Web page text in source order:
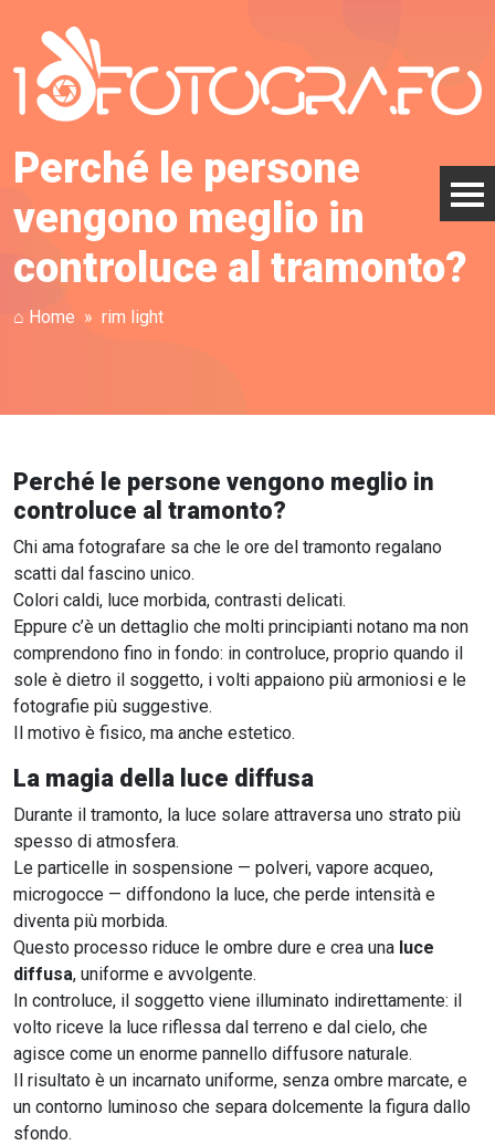
Perché le persone
vengono meglio in
controluce al tramonto?
⌂ Home rim light
Perché le persone vengono meglio in
controluce al tramonto?
Chi ama fotografare sa che le ore del tramonto regalano
scatti dal fascino unico.
Colori caldi, luce morbida, contrasti delicati.
Eppure c’è un dettaglio che molti principianti notano ma non
comprendono fino in fondo: in controluce, proprio quando il
sole è dietro il soggetto, i volti appaiono più armoniosi e le
fotografie più suggestive.
Il motivo è fisico, ma anche estetico.
La magia della luce diffusa
Durante il tramonto, la luce solare attraversa uno strato più
spesso di atmosfera.
Le particelle in sospensione — polveri, vapore acqueo,
microgocce — diffondono la luce, che perde intensità e
diventa più morbida.
Questo processo riduce le ombre dure e crea una luce
diffusa, uniforme e avvolgente.
In controluce, il soggetto viene illuminato indirettamente: il
volto riceve la luce riflessa dal terreno e dal cielo, che
agisce come un enorme pannello diffusore naturale.
Il risultato è un incarnato uniforme, senza ombre marcate, e
un contorno luminoso che separa dolcemente la figura dallo
sfondo.